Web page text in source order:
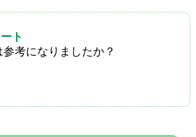
ト
考になりましたか？